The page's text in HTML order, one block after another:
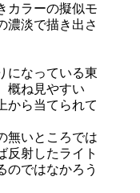
カラーの擬似モ
濃淡で描き出さ
になっている東
概ね見やすい
から当てられて
無いところでは
反射したライト
のではなかろう